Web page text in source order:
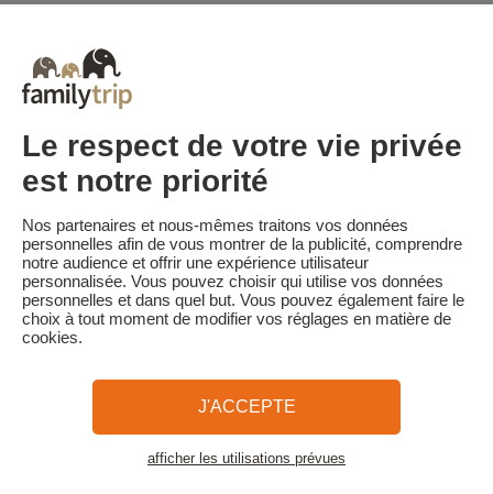
Voir la carte
Court séjour de dernière minute
Court séjour Insolite
Destinations
Vacances au Ski en France
Familytrip
Qui sommes-nous?
CGV et Charte de Confidentialité
La Presse parle de nous
Partenaires FAQ Blog Plan du site
Paiement sécurisé Réalisé par Sooyoos
Besoin d’aide ? 09 72 26 99 33
Le respect de votre vie privée
est notre priorité
Nos partenaires et nous-mêmes traitons vos données
personnelles afin de vous montrer de la publicité, comprendre
notre audience et offrir une expérience utilisateur
personnalisée. Vous pouvez choisir qui utilise vos données
personnelles et dans quel but. Vous pouvez également faire le
choix à tout moment de modifier vos réglages en matière de
cookies.
J'ACCEPTE
afficher les utilisations prévues